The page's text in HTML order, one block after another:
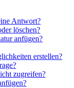
Antwort?
löschen?
anfügen?
erstellen?
zugreifen?